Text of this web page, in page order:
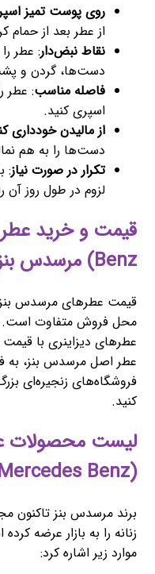
روی پوست تمیز
از عطر بعد از
نقاط نبض‌دار: عطر
دست‌ها، گردن و
فاصله مناسب
اسپری کنید.
از مالیدن خودداری
دست‌ها را به هم
تکرار در صورت نیاز:
لزوم در طول روز آن
Benz) مرسدس بنز
قیمت عطرهای مرسدس
محل فروش متفاوت است.
عطرهای دیزاینری با
عطر اصل مرسدس بنز، به
فروشگاه‌های زنجیره‌ای
کنید.
لیست محصولات
(Mercedes Benz) مرسدس بنز
برند مرسدس بنز تاکنون
زنانه را به بازار عرضه
موارد زیر اشاره کرد: